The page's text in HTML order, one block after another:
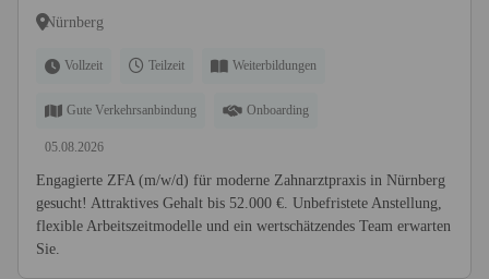
Nürnberg
Vollzeit Teilzeit Weiterbildungen
Gute Verkehrsanbindung Onboarding
05.08.2026
Engagierte ZFA (m/w/d) für moderne Zahnarztpraxis in Nürnberg
gesucht! Attraktives Gehalt bis 52.000 €. Unbefristete Anstellung,
flexible Arbeitszeitmodelle und ein wertschätzendes Team erwarten
Sie.